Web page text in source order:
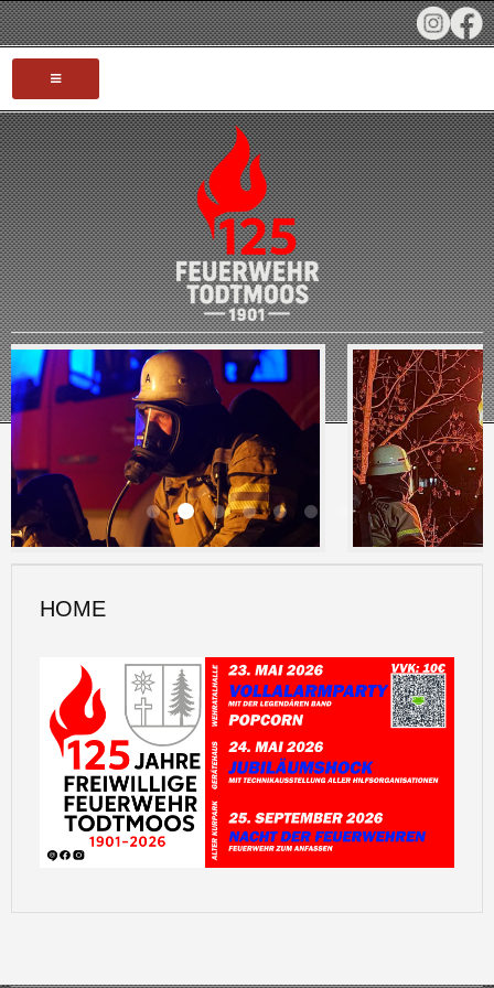
HOME
AKTUELLES
TERMINE
INFOS
JUBILÄUM 125 JAHRE
FAHRZEUGE
EINSÄTZE
JUGENDFEUERWEHR
HOME